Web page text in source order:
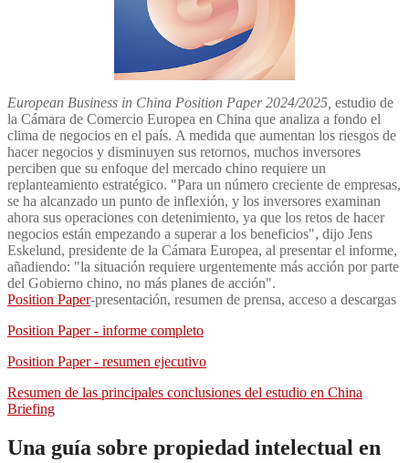
European Business in China Position Paper 2024/2025, estudio de
la Cámara de Comercio Europea en China que analiza a fondo el
clima de negocios en el país. A medida que aumentan los riesgos de
hacer negocios y disminuyen sus retornos, muchos inversores
perciben que su enfoque del mercado chino requiere un
replanteamiento estratégico. "Para un número creciente de empresas,
se ha alcanzado un punto de inflexión, y los inversores examinan
ahora sus operaciones con detenimiento, ya que los retos de hacer
negocios están empezando a superar a los beneficios", dijo Jens
Eskelund, presidente de la Cámara Europea, al presentar el informe,
añadiendo: "la situación requiere urgentemente más acción por parte
del Gobierno chino, no más planes de acción".
Position Paper-presentación, resumen de prensa, acceso a descargas
Position Paper - informe completo
Position Paper - resumen ejecutivo
Resumen de las principales conclusiones del estudio en China
Briefing
Una guía sobre propiedad intelectual en